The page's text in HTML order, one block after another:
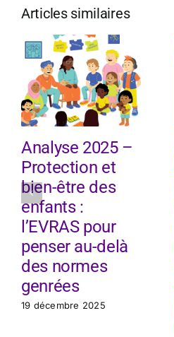
Articles similaires
Analyse 2025 –
Protection et
bien-être des
enfants :
l’EVRAS pour
penser au-delà
des normes
genrées
19 décembre 2025